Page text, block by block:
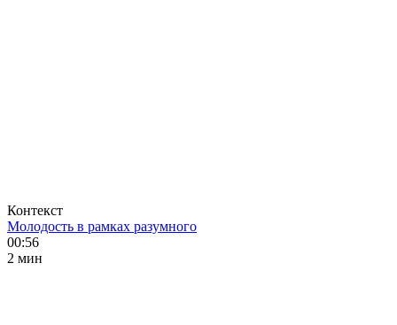
Контекст
Молодость в рамках разумного
00:56
2 мин